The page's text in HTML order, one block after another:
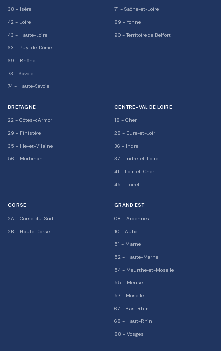
38 - Isère
42 - Loire
43 - Haute-Loire
63 - Puy-de-Dôme
69 - Rhône
73 - Savoie
74 - Haute-Savoie
71 - Saône-et-Loire
89 - Yonne
90 - Territoire de Belfort
BRETAGNE
22 - Côtes-d'Armor
29 - Finistère
35 - Ille-et-Vilaine
56 - Morbihan
CENTRE-VAL DE LOIRE
18 - Cher
28 - Eure-et-Loir
36 - Indre
37 - Indre-et-Loire
41 - Loir-et-Cher
45 - Loiret
CORSE
2A - Corse-du-Sud
2B - Haute-Corse
GRAND EST
08 - Ardennes
10 - Aube
51 - Marne
52 - Haute-Marne
54 - Meurthe-et-Moselle
55 - Meuse
57 - Moselle
67 - Bas-Rhin
68 - Haut-Rhin
88 - Vosges